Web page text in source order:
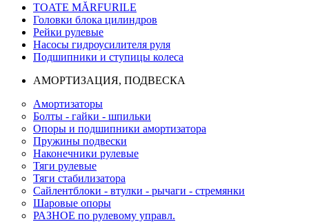
TOATE MĂRFURILE
Головки блока цилиндров
Рейки рулевые
Насосы гидроусилителя руля
Подшипники и ступицы колеса
АМОРТИЗАЦИЯ, ПОДВЕСКА
Амортизаторы
Болты - гайки - шпильки
Опоры и подшипники амортизатора
Пружины подвески
Наконечники рулевые
Тяги рулевые
Тяги стабилизатора
Сайлентблоки - втулки - рычаги - стремянки
Шаровые опоры
РАЗНОЕ по рулевому управл.